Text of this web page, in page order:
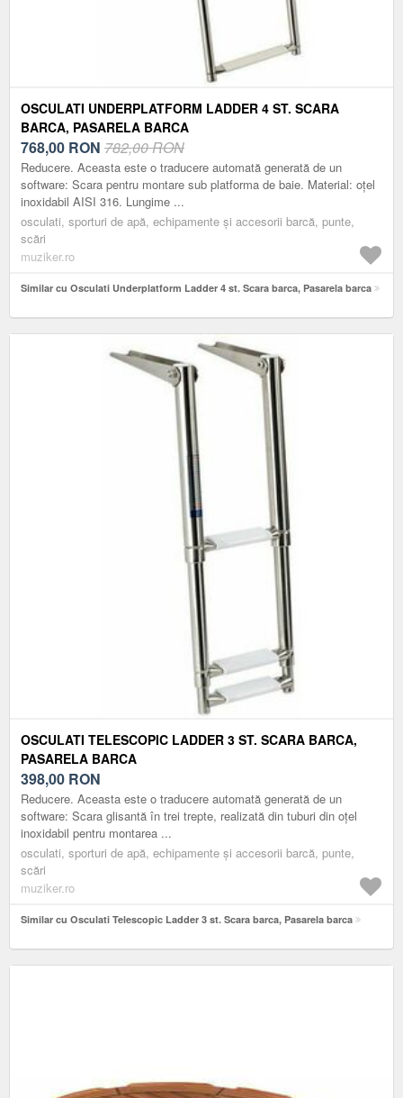
OSCULATI UNDERPLATFORM LADDER 4 ST. SCARA
BARCA, PASARELA BARCA
768,00 RON 782,00 RON
Reducere. Aceasta este o traducere automată generată de un
software: Scara pentru montare sub platforma de baie. Material: oțel
inoxidabil AISI 316. Lungime ...
osculati, sporturi de apă, echipamente și accesorii barcă, punte,
scări
muziker.ro
Similar cu Osculati Underplatform Ladder 4 st. Scara barca, Pasarela barca
OSCULATI TELESCOPIC LADDER 3 ST. SCARA BARCA,
PASARELA BARCA
398,00 RON
Reducere. Aceasta este o traducere automată generată de un
software: Scara glisantă în trei trepte, realizată din tuburi din oțel
inoxidabil pentru montarea ...
osculati, sporturi de apă, echipamente și accesorii barcă, punte,
scări
muziker.ro
Similar cu Osculati Telescopic Ladder 3 st. Scara barca, Pasarela barca